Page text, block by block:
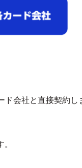
ド会社と直接契約し